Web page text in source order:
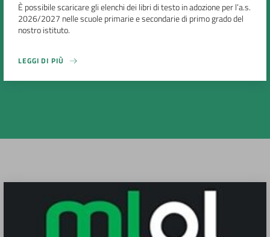
È possibile scaricare gli elenchi dei libri di testo in adozione per l’a.s.
2026/2027 nelle scuole primarie e secondarie di primo grado del
nostro istituto.
LEGGI DI PIÙ